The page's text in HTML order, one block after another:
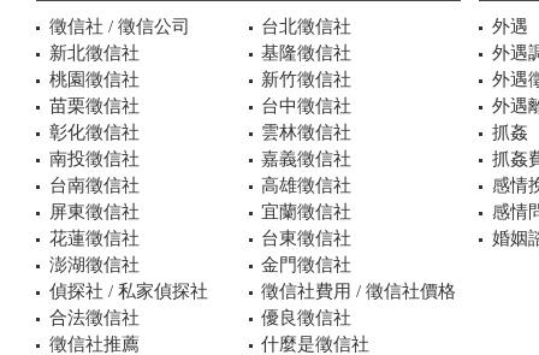
徵信社 / 徵信公司
台北徵信社
新北徵信社
基隆徵信社
桃園徵信社
新竹徵信社
苗栗徵信社
台中徵信社
彰化徵信社
雲林徵信社
南投徵信社
嘉義徵信社
台南徵信社
高雄徵信社
屏東徵信社
宜蘭徵信社
花蓮徵信社
台東徵信社
澎湖徵信社
金門徵信社
偵探社 / 私家偵探社
徵信社費用 / 徵信社價格
合法徵信社
優良徵信社
徵信社推薦
什麼是徵信社
外遇
外遇
外遇
外遇
抓姦
抓姦
感情
感情
婚姻